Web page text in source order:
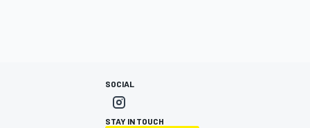
SOCIAL
STAY IN TOUCH